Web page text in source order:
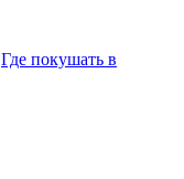
Где покушать в